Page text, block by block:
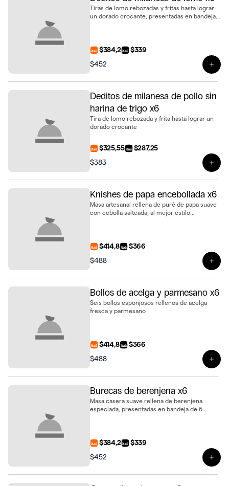
Tiras de lomo rebozadas y fritas hasta lograr
un dorado crocante, presentadas en bandeja
$384,2
$339
$452
Deditos de milanesa de pollo sin
harina de trigo x6
Tira de lomo rebozada y frita hasta lograr un
dorado crocante
$325,55
$287,25
$383
Knishes de papa encebollada x6
Masa artesanal rellena de puré de papa suave
con cebolla salteada, al mejor estilo
$414,8
$366
$488
Bollos de acelga y parmesano x6
Seis bollos esponjosos rellenos de acelga
fresca y parmesano
$414,8
$366
$488
Burecas de berenjena x6
Masa casera suave rellena de berenjena
especiada, presentadas en bandeja de 6
$384,2
$339
$452